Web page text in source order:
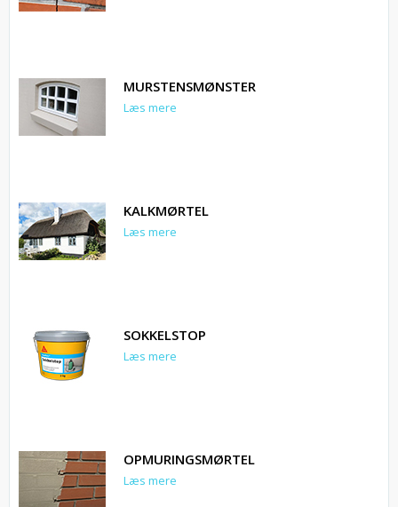
MURSTENSMØNSTER
Læs mere
KALKMØRTEL
Læs mere
SOKKELSTOP
Læs mere
OPMURINGSMØRTEL
Læs mere